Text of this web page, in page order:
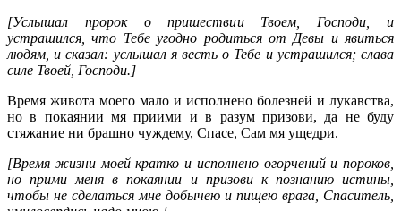
[Услышал пророк о пришествии Твоем, Господи, и
устрашился, что Тебе угодно родиться от Девы и явиться
людям, и сказал: услышал я весть о Тебе и устрашился; слава
силе Твоей, Господи.]
Время живота моего мало и исполнено болезней и лукавства,
но в покаянии мя приими и в разум призови, да не буду
стяжание ни брашно чуждему, Спасе, Сам мя ущедри.
[Время жизни моей кратко и исполнено огорчений и пороков,
но прими меня в покаянии и призови к познанию истины,
чтобы не сделаться мне добычею и пищею врага, Спаситель,